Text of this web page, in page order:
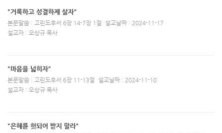
"거룩하고 성결하제 살자"
본문말씀 : 고린도후서 6장 14-7장 1절
설교날짜 : 2024-11-17
설교자 : 오상규 목사
"마음을 넓히자"
본문말씀 : 고린도후서 6장 11-13절
설교날짜 : 2024-11-10
설교자 : 오상규 목사
"은혜를 헛되어 받지 말라"